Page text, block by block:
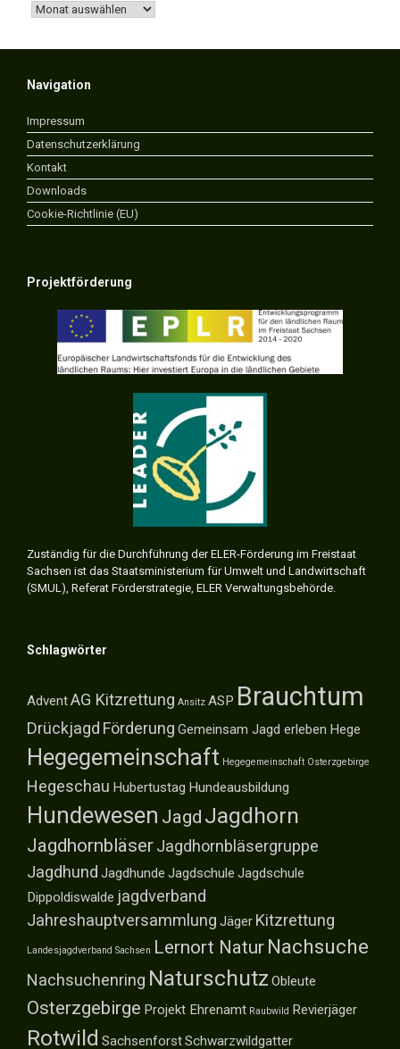
ARCHIV
Navigation
Impressum
Datenschutzerklärung
Kontakt
Downloads
Cookie-Richtlinie (EU)
Projektförderung
Zuständig für die Durchführung der ELER-Förderung im Freistaat
Sachsen ist das Staatsministerium für Umwelt und Landwirtschaft
(SMUL), Referat Förderstrategie, ELER Verwaltungsbehörde.
Schlagwörter
AdventAG Kitzrettung Ansitz ASP Brauchtum
Drückjagd Förderung Gemeinsam Jagd erleben Hege
Hegegemeinschaft Hegegemeinschaft Osterzgebirge
Hegeschau Hubertustag Hundeausbildung
Hundewesen Jagd Jagdhorn
JagdhornbläserJagdhornbläsergruppe
Jagdhund Jagdhunde Jagdschule Jagdschule
Dippoldiswalde jagdverband
Jahreshauptversammlung Jäger Kitzrettung
Landesjagdverband Sachsen Lernort Natur Nachsuche
Nachsuchenring Naturschutz Obleute
Osterzgebirge Projekt Ehrenamt Raubwild Revierjäger
Rotwild SachsenforstSchwarzwildgatter